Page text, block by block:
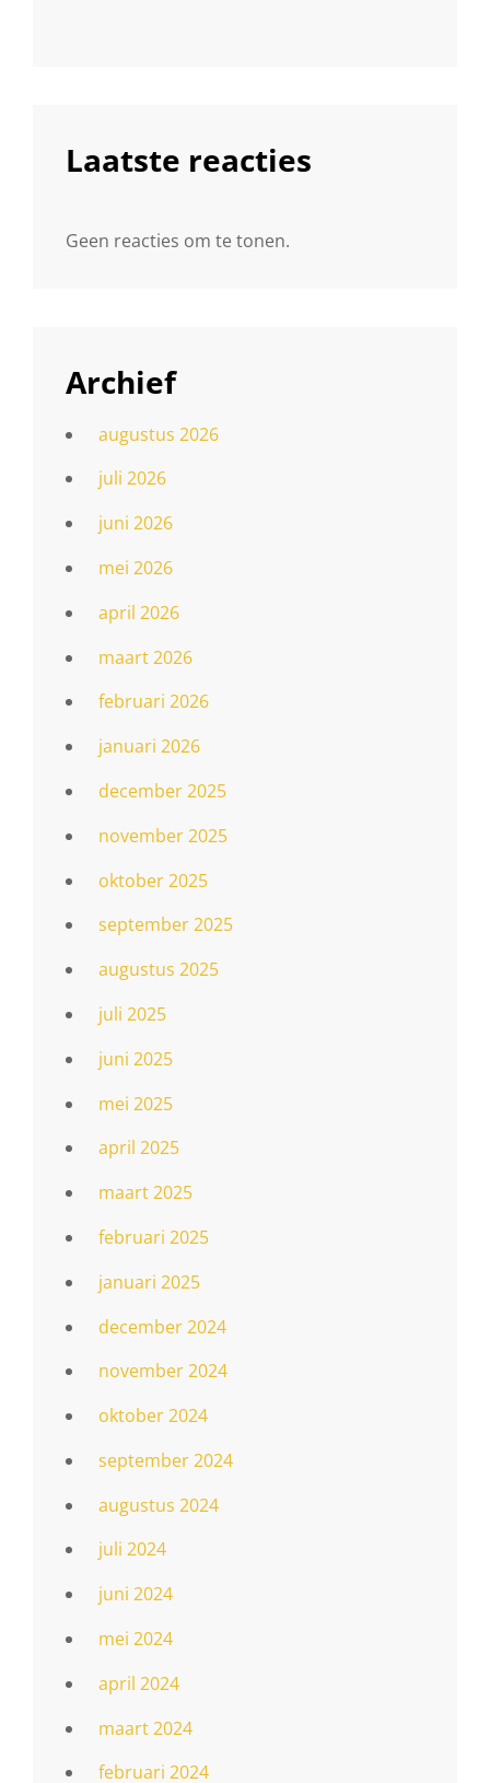
Laatste reacties
Geen reacties om te tonen.
Archief
augustus 2026
juli 2026
juni 2026
mei 2026
april 2026
maart 2026
februari 2026
januari 2026
december 2025
november 2025
oktober 2025
september 2025
augustus 2025
juli 2025
juni 2025
mei 2025
april 2025
maart 2025
februari 2025
januari 2025
december 2024
november 2024
oktober 2024
september 2024
augustus 2024
juli 2024
juni 2024
mei 2024
april 2024
maart 2024
februari 2024